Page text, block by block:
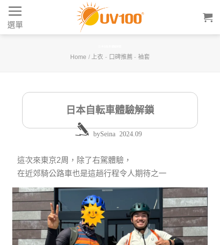
Skip
content
選單
Home / 上衣 - 口碑推薦 - 袖套
日本自転車體驗解鎖
bySeina 2024.09
這次來東京2周，除了右駕體驗，
在近郊騎公路車也是這趟行程令人期待之一